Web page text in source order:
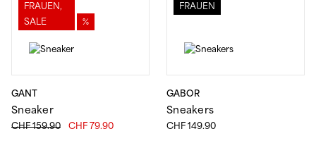
FRAUEN,
SALE
%
GANT
Sneaker
CHF159.90
Ursprünglicher
CHF 79.90Aktueller
FRAUEN
GABOR
Sneakers
CHF 149.90